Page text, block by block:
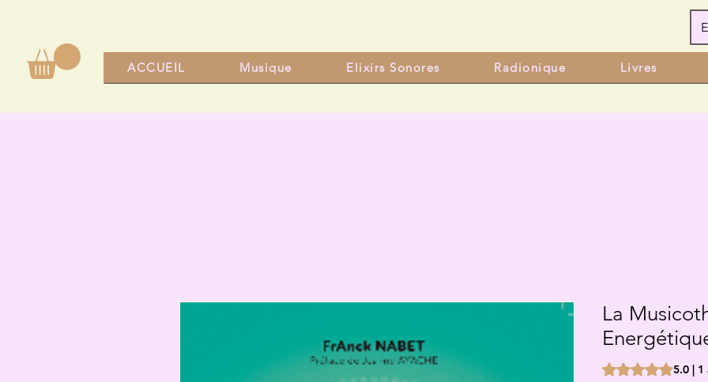
ACCUEIL Musique Elixirs Sonores Radionique Livres
La
La note est de 5.0
5.0 | 1